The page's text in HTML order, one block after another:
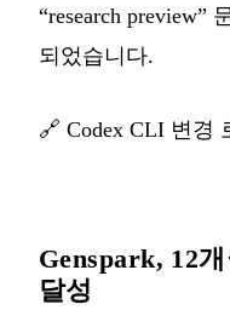
“research preview”
되었습니다.
🔗 Codex CLI 변경
Genspark, 12
달성